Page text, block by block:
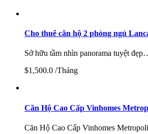
Cho thuê căn hộ 2 phòng ngủ
Sở hữu tầm nhìn panorama tuyệt
$1,500.0 /Tháng
Căn Hộ Cao Cấp Vinhomes
Căn Hộ Cao Cấp Vinhomes